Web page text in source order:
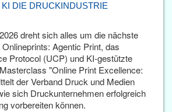
DIE DRUCKINDUSTRIE
dreht sich alles um die nächste
Agentic Print, das
Protocol (UCP) und KI-gestützte
"Online Print Excellence:
der Verband Druck und Medien
sich Druckunternehmen erfolgreich
vorbereiten können.